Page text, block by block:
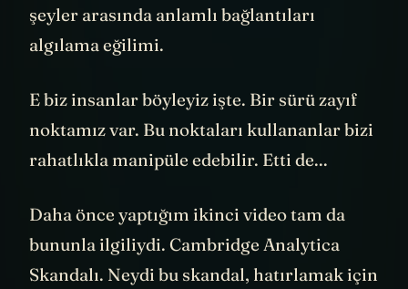
“epifani” filan değil bir “apofeni”. İlgisiz
şeyler arasında anlamlı bağlantıları
E biz insanlar böyleyiz işte. Bir sürü zayıf
noktamız var. Bu noktaları kullananlar bizi
Daha önce yaptığım ikinci video tam da
bununla ilgiliydi. Cambridge Analytica